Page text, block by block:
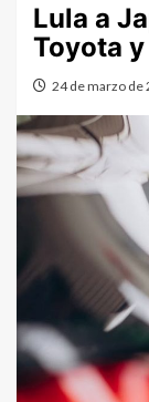
Lula a
Toyota
24 de marzo de